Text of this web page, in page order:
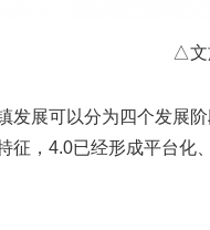
△文旅
展可以分为四个发展阶
征，4.0已经形成平台化